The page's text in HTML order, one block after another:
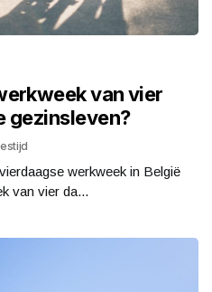
van vier
gezinsleven?
werkweek in België
van vier da...